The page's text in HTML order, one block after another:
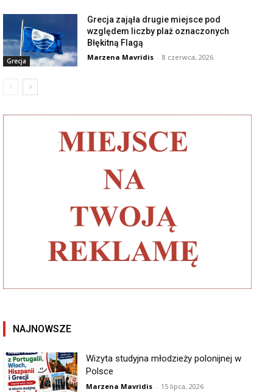
Grecja
Grecja zająła drugie miejsce pod
względem liczby plaż oznaczonych
Błękitną Flagą
Marzena Mavridis - 8 czerwca, 2026
NAJNOWSZE
Wizyta studyjna młodzieży polonijnej w
Polsce
Marzena Mavridis - 15 lipca, 2026